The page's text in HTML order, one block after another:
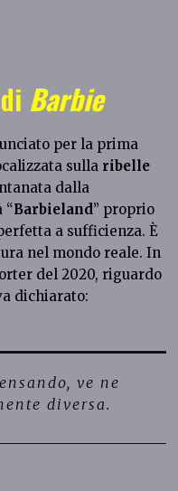
Barbie
per la prima
sulla ribelle
dalla
“Barbieland” proprio
a sufficienza. È
nel mondo reale. In
del 2020, riguardo
dichiarato:
ve ne
diversa.